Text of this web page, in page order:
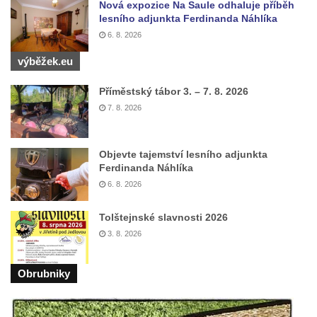
vrchem u Růžové
Velká zvonice v Rakovníku
Zvonice kostela svaté Kateřiny
Zvonice v Tupadlech
Zvonice v Chrastné
Růžové
Zvonice u sochy svatého Jana
Nepomuckého na rozcestí u domu čp. 249 v
Rozhledu (Jiřetín pod Jedlovou)
Zvonice kostela svatého Vojtěcha v ulici
Křížová v Litoměřicích
Zvonice Račice
Zvonice u kostela Matky Boží v Lounech
Nová expozice Na Saule odhaluje příběh
lesního adjunkta Ferdinanda Náhlíka
6. 8. 2026
výběžek.eu
Příměstský tábor 3. – 7. 8. 2026
7. 8. 2026
Objevte tajemství lesního adjunkta
Ferdinanda Náhlíka
6. 8. 2026
Tolštejnské slavnosti 2026
3. 8. 2026
Obrubniky